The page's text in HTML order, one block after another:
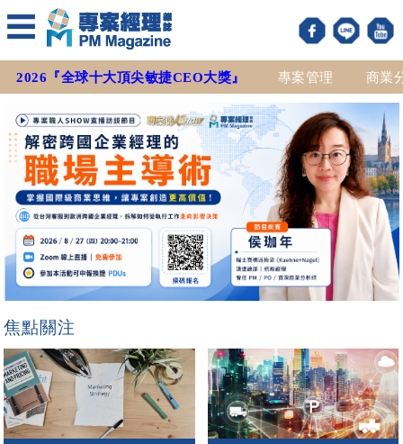
2026『全球十大頂尖敏捷CEO大獎』 專案管理 商業
焦點關注